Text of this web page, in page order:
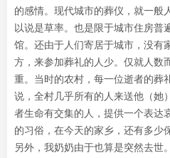
的感情。现代城市的葬仪，就一般
以说是草率。也是限于城市住房普
馆。还由于人们寄居于城市，没有
方，来参加葬礼的人少。仅就人数
重。当时的农村，每一位逝者的葬
说，全村几乎所有的人来送他（她
者生命有交集的人，提供一个表达
的习俗，在今天的家乡，还有多少
另外，我奶奶由于也算是突然去世